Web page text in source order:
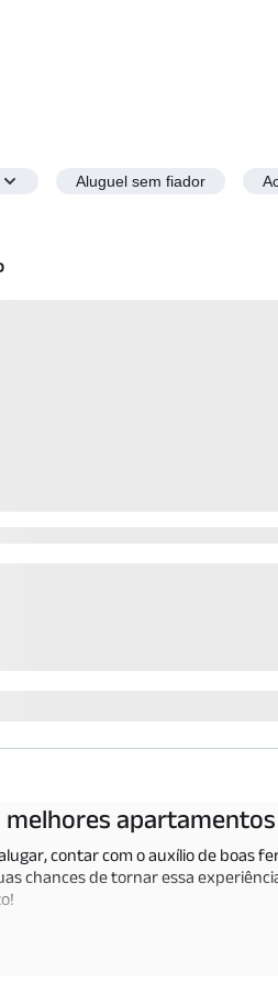
Aluguel sem fiador
contar com o auxílio de boas
chances de tornar essa
o imóvel perfeito para você morar